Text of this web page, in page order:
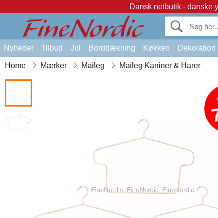
Dansk netbutik - danske
Nyheder Tilbud Jul Borddækning Køkken Dekoration
Home Mærker Maileg Maileg Kaniner & Harer